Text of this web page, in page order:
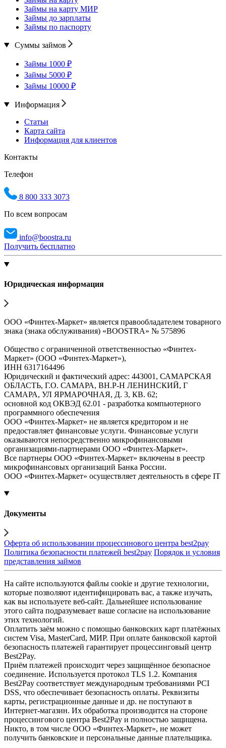
Займы на карту МИР
Займы до зарплаты
Займы по паспорту
Суммы займов
Займы 1000 ₽
Займы 5000 ₽
Займы 10000 ₽
Информация
Статьи
Карта сайта
Информация для клиентов
Контакты
Телефон
8 800 333 3073
По всем вопросам
info@boostra.ru
Получить бесплатно
Юридическая информация
ООО «Финтех-Маркет» является правообладателем товарного
знака (знака обслуживания) «BOOSTRA» № 575896
Общество с ограниченной ответственностью «Финтех-
Маркет» (ООО «Финтех-Маркет»),
ИНН 6317164496
Юридический и фактический адрес: 443001, САМАРСКАЯ
ОБЛАСТЬ, Г.О. САМАРА, ВН.Р-Н ЛЕНИНСКИЙ, Г
САМАРА, УЛ ЯРМАРОЧНАЯ, Д. 3, КВ. 62;
основной код ОКВЭД 62.01 - разработка компьютерного
программного обеспечения
ООО «Финтех-Маркет» не является кредитором и не
предоставляет финансовые услуги. Финансовые услуги
оказываются непосредственно микрофинансовыми
организациями-партнерами ООО «Финтех-Маркет».
Все партнеры ООО «Финтех-Маркет» включены в реестр
микрофинансовых организаций Банка России.
ООО «Финтех-Маркет» осуществляет деятельность в сфере IT
Документы
Оферта об использовании процессинового центра best2pay
Политика безопасности платежей best2pay Порядок и условия
представления займов
На сайте используются файлы cookie и другие технологии,
которые позволяют идентифицировать вас, а также изучать,
как вы используете веб-сайт. Дальнейшее использование
этого сайта подразумевает ваше согласие на использование
этих технологий.
Оплатить заём можно с помощью банковских карт платёжных
систем Visa, MasterCard, МИР. При оплате банковской картой
безопасность платежей гарантирует процессинговый центр
Best2Pay.
Приём платежей происходит через защищённое безопасное
соединение. Используется протокол TLS 1.2. Компания
Best2Pay соответствует международным требованиями PCI
DSS, что обеспечивает безопасность оплаты. Реквизиты
карты, регистрационные данные и др. не поступают в
Интернет-магазин. Их обработка производится на стороне
процессингового центра Best2Pay и полностью защищена.
Никто, в том числе ООО «Финтех-Маркет», не может
получить банковские и персональные данные плательщика.